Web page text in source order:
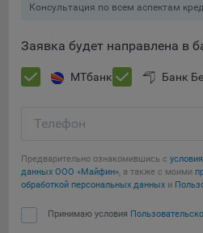
Подобные функции улучшают
контента. Данные файлы cookie
выбранном пользователем
настраивать сайт.
9.4. Аналитические файлы
Яндекс.Метрика, Google
собирают информацию о том, как
Сохранить мои
Консультация по всем аспектам
Заявка будет направлена в
МТбанк Банк
Телефон
Предварительно ознакомившись с
данных ООО «Майфин», а также с моими
обработкой персональных данных и
Принимаю условия